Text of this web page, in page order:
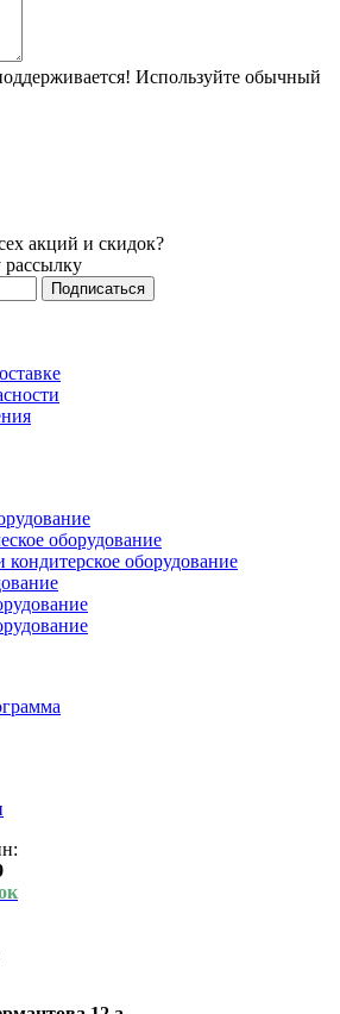
Используйте обычный
акций и скидок?
Подписаться
оборудование
кондитерское оборудование